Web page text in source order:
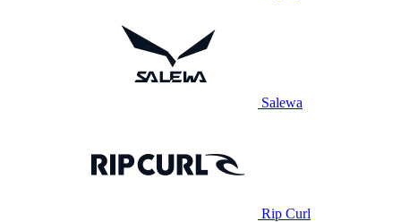
Salewa
Rip Curl